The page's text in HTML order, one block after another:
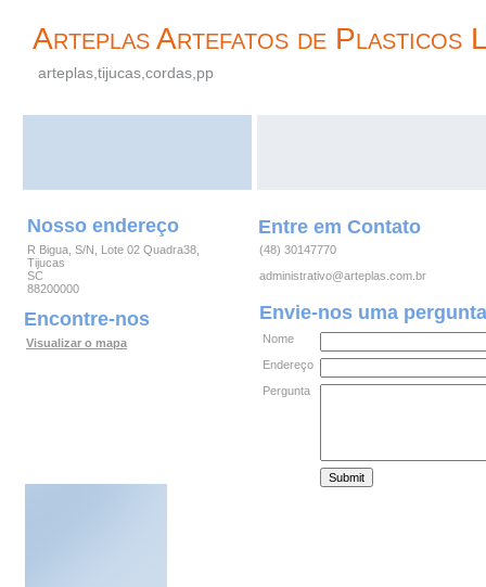
Arteplas Artefatos de Plasticos
arteplas,tijucas,cordas,pp
Entre em Contato
Nosso endereço
(48) 30147770
administrativo@arteplas.com.br
R Bigua, S/N, Lote 02 Quadra38,
Tijucas
SC
88200000
Encontre-nos Envie-nos uma pergunta
Nome
Endereço
Pergunta
Visualizar o mapa